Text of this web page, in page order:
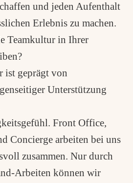
und jeden Aufenthalt
Erlebnis zu machen.
Teamkultur in Ihrer
ist geprägt von
Unterstützung
Front Office,
Concierge arbeiten bei uns
zusammen. Nur durch
‑Arbeiten können wir